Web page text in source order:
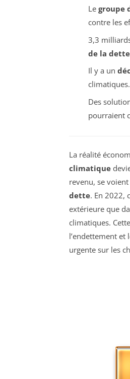
Le groupe
contre les
3,3
de la dette
Il y a un
climatiques.
Des
pourraient
La réalité
climatique
revenu, se
dette. En 2022,
extérieure que
climatiques.
l’endettement
urgente sur les